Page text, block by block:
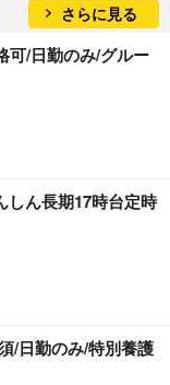
さらに見る
可/日勤のみ/グルー
しん長期17時台定時
/日勤のみ/特別養護